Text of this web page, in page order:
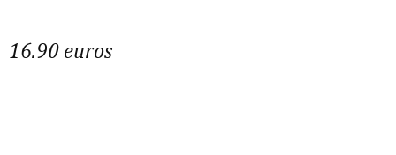
16.90 euros